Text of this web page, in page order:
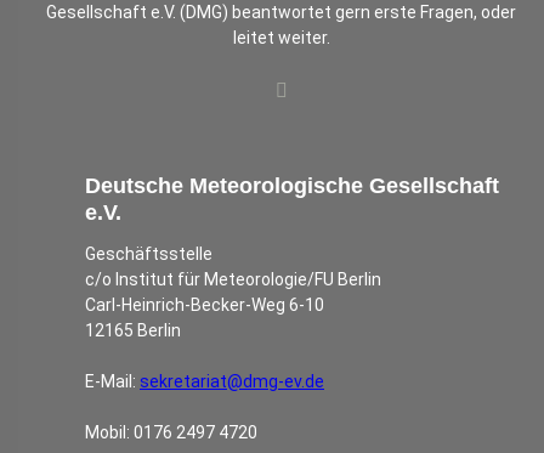
Gesellschaft e.V. (DMG) beantwortet gern erste Fragen, oder
leitet weiter.
Deutsche Meteorologische Gesellschaft
e.V.
Geschäftsstelle
c/o Institut für Meteorologie/FU Berlin
Carl-Heinrich-Becker-Weg 6-10
12165 Berlin
E-Mail: sekretariat@dmg-ev.de
Mobil: 0176 2497 4720